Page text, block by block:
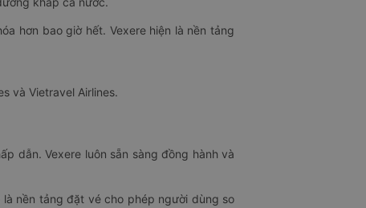
hơn bao giờ hết. Vexere hiện là nền tảng
và Vietravel Airlines.
dẫn. Vexere luôn sẵn sàng đồng hành và
là nền tảng đặt vé cho phép người dùng so